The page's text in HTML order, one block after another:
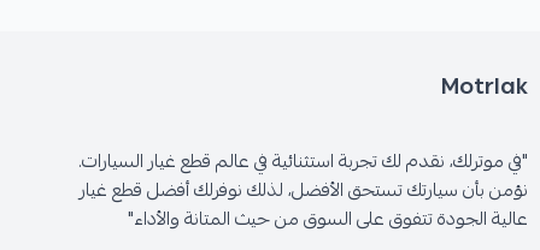
Motrlak
"في موترلك، نقدم لك تجربة استثنائية في عالم قطع غيار السيارات.
نؤمن بأن سيارتك تستحق الأفضل، لذلك نوفرلك أفضل قطع غيار
عالية الجودة تتفوق على السوق من حيث المتانة والأداء"